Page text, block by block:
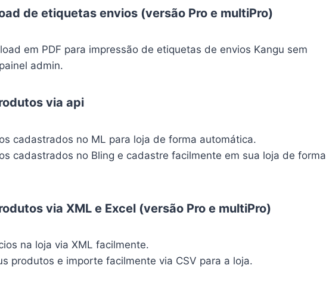
de etiquetas envios (versão Pro e multiPro)
em PDF para impressão de etiquetas de envios Kangu sem
admin.
via api
cadastrados no ML para loja de forma automática.
cadastrados no Bling e cadastre facilmente em sua loja de forma
via XML e Excel (versão Pro e multiPro)
na loja via XML facilmente.
produtos e importe facilmente via CSV para a loja.